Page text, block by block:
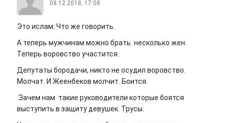
08.12.2018, 17:08
Это ислам. Что же говорить.
А теперь мужчинам можно брать несколько жен.
Теперь воровство участится.
Депутаты бородачи, никто не осудил воровство.
Молчат. И Жеенбеков молчит. Боится.
Зачем нам такие руководители которые боятся
выступить в защиту девушек. Трусы.